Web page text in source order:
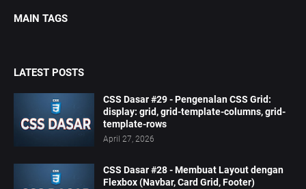
MAIN TAGS
LATEST POSTS
CSS Dasar #29 - Pengenalan CSS Grid:
display: grid, grid-template-columns, grid-
template-rows
April 27, 2026
CSS Dasar #28 - Membuat Layout dengan
Flexbox (Navbar, Card Grid, Footer)